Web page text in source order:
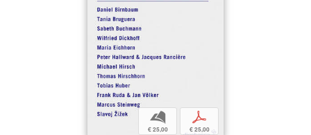
b
€ 25,00
p
€ 25,00